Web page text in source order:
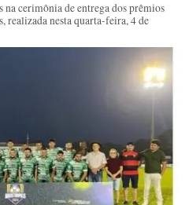
cerimônia de entrega dos prêmios
realizada nesta quarta-feira, 4 de